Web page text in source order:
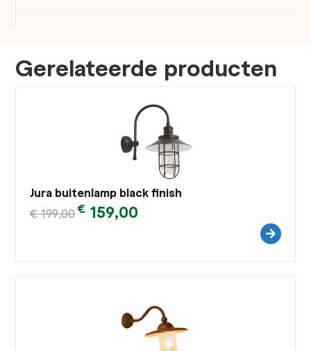
Gerelateerde producten
Jura buitenlamp black finish
€199,00€ 159,00